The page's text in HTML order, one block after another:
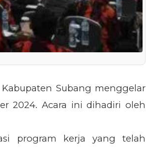
Subang menggelar
2024. Acara ini dihadiri oleh
program kerja yang telah